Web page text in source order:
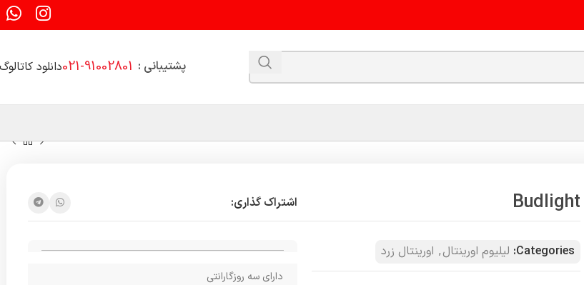
پشتیبانی : 021-91002801دانلود کاتالوگ
Budlight اشتراک گذاری:
Categories: لیلیوم اورینتال, اورینتال زرد
دارای سه روزگارانتی